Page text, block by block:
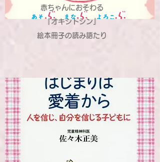
赤ちゃんにおそわる
『オキシトシン』
絵本冊子の読み語たり